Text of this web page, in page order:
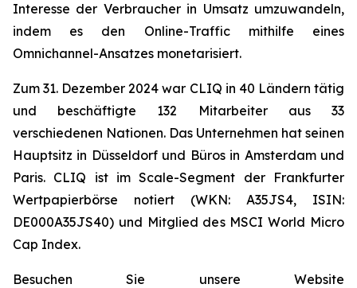
Interesse der Verbraucher in Umsatz umzuwandeln,
indem es den Online-Traffic mithilfe eines
Omnichannel-Ansatzes monetarisiert.
Zum 31. Dezember 2024 war CLIQ in 40 Ländern tätig
und beschäftigte 132 Mitarbeiter aus 33
verschiedenen Nationen. Das Unternehmen hat seinen
Hauptsitz in Düsseldorf und Büros in Amsterdam und
Paris. CLIQ ist im Scale-Segment der Frankfurter
Wertpapierbörse notiert (WKN: A35JS4, ISIN:
DE000A35JS40) und Mitglied des MSCI World Micro
Cap Index.
Besuchen Sie unsere Website